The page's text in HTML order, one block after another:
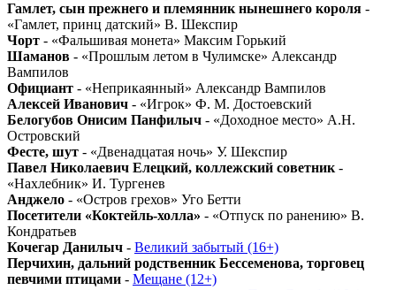
Гамлет, сын прежнего и племянник нынешнего короля -
«Гамлет, принц датский» В. Шекспир
Чорт - «Фальшивая монета» Максим Горький
Шаманов - «Прошлым летом в Чулимске» Александр
Вампилов
Официант - «Неприкаянный» Александр Вампилов
Алексей Иванович - «Игрок» Ф. М. Достоевский
Белогубов Онисим Панфилыч - «Доходное место» А.Н.
Островский
Фесте, шут - «Двенадцатая ночь» У. Шекспир
Павел Николаевич Елецкий, коллежский советник -
«Нахлебник» И. Тургенев
Анджело - «Остров грехов» Уго Бетти
Посетители «Коктейль-холла» - «Отпуск по ранению» В.
Кондратьев
Кочегар Данилыч - Великий забытый (16+)
Перчихин, дальний родственник Бессеменова, торговец
певчими птицами - Мещане (12+)